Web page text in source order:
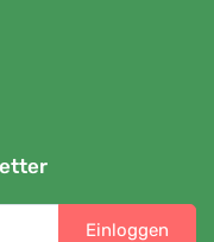
Einloggen